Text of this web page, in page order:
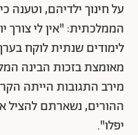
על חינוך ילדיהם, וטענה
הממלכתית: "אין לי צורך
לימודים שנתית לוקח
מאומצת בזכות הבינה
מירב התגובות הייתה
ההורים, נשארתם להציל
יפלו".